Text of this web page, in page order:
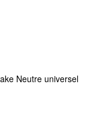
Neutre universel